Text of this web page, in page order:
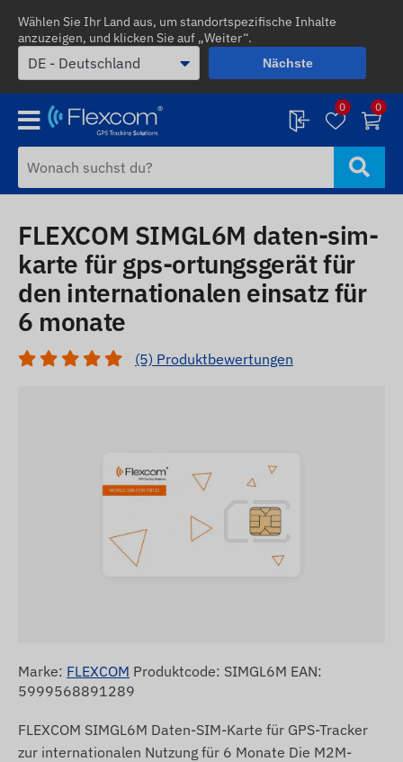
Wählen Sie Ihr Land aus, um standortspezifische Inhalte
anzuzeigen, und klicken Sie auf „Weiter“.
Nächste
0 0
FLEXCOM SIMGL6M daten-sim-
karte für gps-ortungsgerät für
den internationalen einsatz für
6 monate
(5) Produktbewertungen
Marke: FLEXCOM Produktcode: SIMGL6M EAN:
5999568891289
FLEXCOM SIMGL6M Daten-SIM-Karte für GPS-Tracker
zur internationalen Nutzung für 6 Monate Die M2M-